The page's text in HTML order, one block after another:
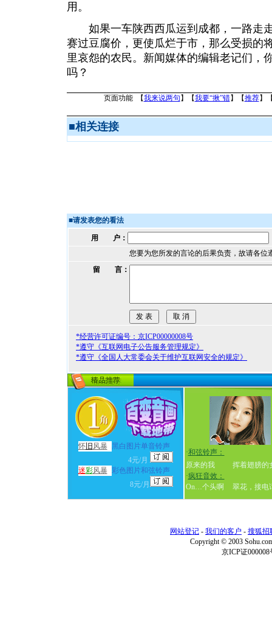
用。
如果一车陕西西瓜运到成都，一路走
赛过豆腐价，更使瓜烂于市，那么受损的
里哀怨的农民。新闻媒体的编辑老记们，
吗？
页面功能 【我来说两句 】【我要“揪”错】【推荐】
■相关连接
■请发表您的看法
用 户：
您要为您所发的言论的后果负责，故请各位
留 言：
*经营许可证编号：京ICP00000008号
*遵守《互联网电子公告服务管理规定》
*遵守《全国人大常委会关于维护互联网安全的规定》
怀旧 风暴
黑白图片单音铃声
4元/月
迷彩风暴 彩色图片和弦铃声
8元/月
·和弦铃声：
原来的我
挥着翅膀的
·疯狂音效：
On…个头啊
翠花，接
网站登记 - 我们的客户 - 搜狐招
Copyright © 2003
京ICP证